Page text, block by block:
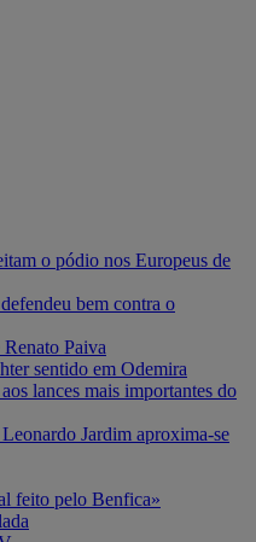
o pódio nos Europeus de
bem contra o
Paiva
sentido em Odemira
lances mais importantes do
Jardim aproxima-se
feito pelo Benfica»